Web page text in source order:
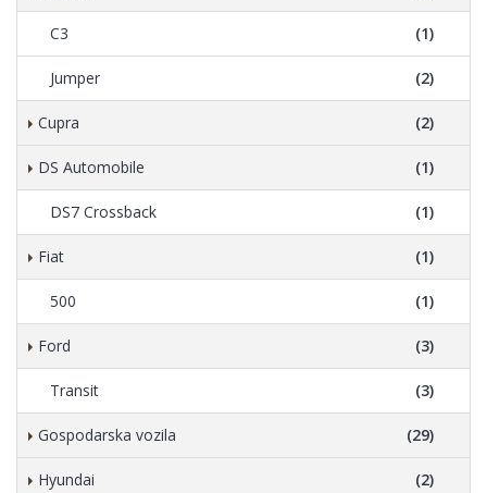
C3 (1)
Jumper (2)
Cupra (2)
DS Automobile (1)
DS7 Crossback (1)
Fiat (1)
500 (1)
Ford (3)
Transit (3)
Gospodarska vozila (29)
Hyundai (2)